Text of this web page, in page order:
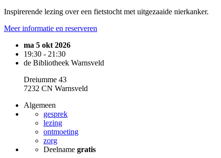
Inspirerende lezing over een fietstocht met uitgezaaide nierkanker.
Meer informatie en reserveren
ma 5 okt 2026
19:30 - 21:30
de Bibliotheek Warnsveld
Dreiumme 43
7232 CN Warnsveld
Algemeen
gesprek
lezing
ontmoeting
zorg
Deelname gratis